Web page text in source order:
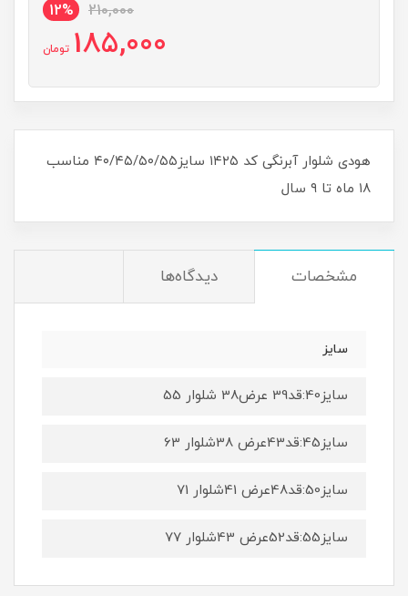
210,000
12%
185,000 تومان
هودی شلوار آبرنگی کد ۱۴۲۵ سایز۴۰/۴۵/۵۰/۵۵ مناسب
۱۸ ماه تا ۹ سال
مشخصات دیدگاه‌ها
سایز
سایز40:قد39 عرض38 شلوار 55
سایز45:قد43عرض 38شلوار 63
سایز50:قد48عرض 41شلوار 71
سایز55:قد52عرض 43شلوار 77